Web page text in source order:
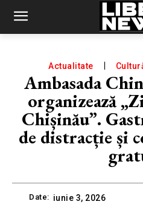
Actualitate
Ambasada
organizează
Chișinău”.
de distracție și
Date: iunie 3, 2026